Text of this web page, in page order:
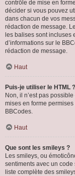
contrôle de mise en
décider si vous pouvez
dans chacun de vos
rédaction de message.
les balises sont incluses
d’informations sur le
rédaction de message.
Haut
Puis-je utiliser le HTML ?
Non, il n’est pas
mises en forme
BBCodes.
Haut
Que sont les smileys ?
Les smileys, ou
sentiments avec un
liste complète des